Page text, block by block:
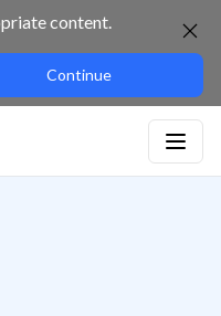
content.
Continue